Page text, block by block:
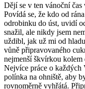
Dějí se v ten vánoční
Povídá se, že kdo od
odrobinku do úst, uvidí
snažil, ale nikdy jsem
uždibl, jak už mi od
vůně připravovaného
nejmenší škvírkou
Nejvíce práce o
polínka na ohniště, aby
rovnoměrně vyhřátá.